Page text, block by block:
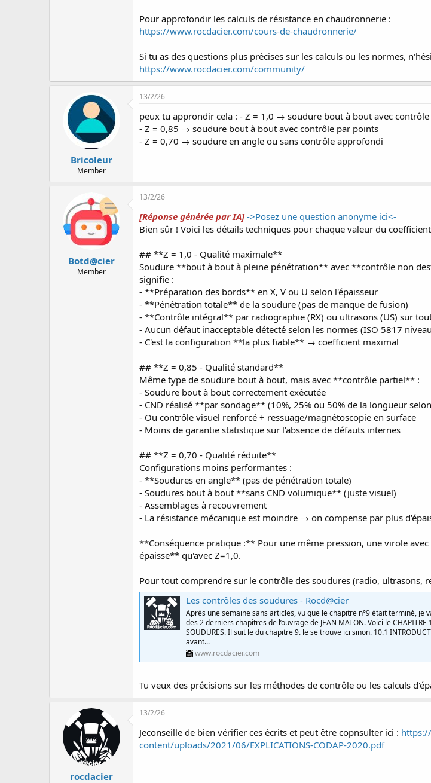
Pour approfondir les calculs de résistance en chaudronnerie :
https://www.rocdacier.com/cours-de-chaudronnerie/
Si tu as des questions plus précises sur les calculs ou les normes,
https://www.rocdacier.com/community/
Bricoleur
Member
13/2/26
peux tu approndir cela : - Z = 1,0 → soudure bout à bout avec
- Z = 0,85 → soudure bout à bout avec contrôle par points
- Z = 0,70 → soudure en angle ou sans contrôle approfondi
Botd@cier
Member
13/2/26
[Réponse générée par IA] ->Posez une question anonyme ici<-
Bien sûr ! Voici les détails techniques pour chaque valeur du
## **Z = 1,0 - Qualité maximale**
Soudure **bout à bout à pleine pénétration** avec **contrôle non
signifie :
- **Préparation des bords** en X, V ou U selon l'épaisseur
- **Pénétration totale** de la soudure (pas de manque de fusion)
- **Contrôle intégral** par radiographie (RX) ou ultrasons (US) sur
- Aucun défaut inacceptable détecté selon les normes (ISO 5817
- C'est la configuration **la plus fiable** → coefficient maximal
## **Z = 0,85 - Qualité standard**
Même type de soudure bout à bout, mais avec **contrôle partiel** :
- Soudure bout à bout correctement exécutée
- CND réalisé **par sondage** (10%, 25% ou 50% de la longueur
- Ou contrôle visuel renforcé + ressuage/magnétoscopie en surface
- Moins de garantie statistique sur l'absence de défauts internes
## **Z = 0,70 - Qualité réduite**
Configurations moins performantes :
- **Soudures en angle** (pas de pénétration totale)
- Soudures bout à bout **sans CND volumique** (juste visuel)
- Assemblages à recouvrement
- La résistance mécanique est moindre → on compense par plus
**Conséquence pratique :** Pour une même pression, une virole
épaisse** qu'avec Z=1,0.
Pour tout comprendre sur le contrôle des soudures (radio, ultrasons,
Les contrôles des soudures - Rocd@cier
Après une semaine sans articles, vu que le chapitre n°9 était terminé, je
des 2 derniers chapitres de l’ouvrage de JEAN MATON. Voici le CHAPITRE
SOUDURES. Il suit le du chapitre 9. le se trouve ici sinon. 10.1
avant...
www.rocdacier.com
Tu veux des précisions sur les méthodes de contrôle ou les calculs
rocdacier
13/2/26
Jeconseille de bien vérifier ces écrits et peut être copnsulter ici :
content/uploads/2021/06/EXPLICATIONS-CODAP-2020.pdf